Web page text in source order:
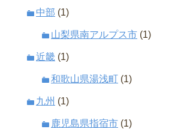
中部 (1)
山梨県南アルプス市 (1)
近畿 (1)
和歌山県湯浅町 (1)
九州 (1)
鹿児島県指宿市 (1)